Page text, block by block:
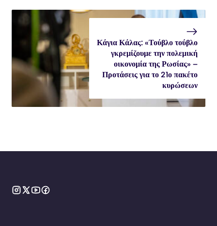
Κάγια Κάλας: «Τούβλο τούβλο
γκρεμίζουμε την πολεμική
οικονομία της Ρωσίας» –
Προτάσεις για το 21ο πακέτο
κυρώσεων